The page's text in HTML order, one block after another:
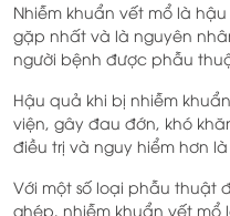
Nhiễm khuẩn vết mổ là
gặp nhất và là nguyên
người bệnh được phẫu
Hậu quả khi bị nhiễm
viện, gây đau đớn, khó
điều trị và nguy hiểm hơn
Với một số loại phẫu thuật
ghép, nhiễm khuẩn vết